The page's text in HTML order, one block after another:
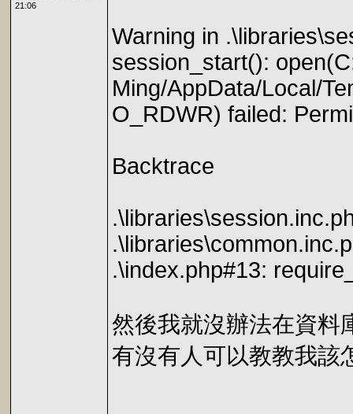
21:06
Warning in
session_start():
Ming/AppData/Local/
O_RDWR) failed:
Backtrace
.\index.php#13:
然後我就沒辦法在資料
有沒有人可以教教我該